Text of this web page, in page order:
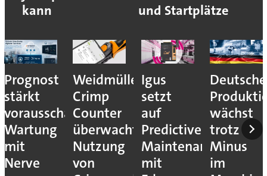
kann
und Startplätze
Prognost
stärkt
vorausschauende
Wartung
mit
Nerve
Weidmüller:
Crimp
Counter
überwacht
Nutzung
von
Igus
setzt
auf
Predictive
Maintenance
mit
Deutsche
wächst
trotz
Minus
im